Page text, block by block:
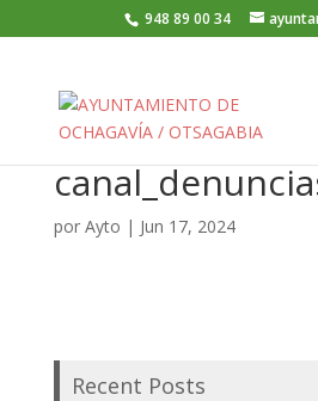
948 89 00 34
por Ayto | Jun 17, 2024
Recent Posts